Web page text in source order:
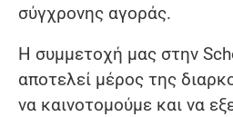
σύγχρονης αγοράς.
Η συμμετοχή μας στην
αποτελεί μέρος της
να καινοτομούμε και να